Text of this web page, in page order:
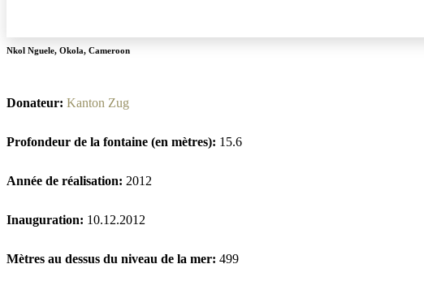
Nkol Nguele, Okola, Cameroon
Donateur: Kanton Zug
Profondeur de la fontaine (en mètres): 15.6
Année de réalisation: 2012
Inauguration: 10.12.2012
Mètres au dessus du niveau de la mer: 499